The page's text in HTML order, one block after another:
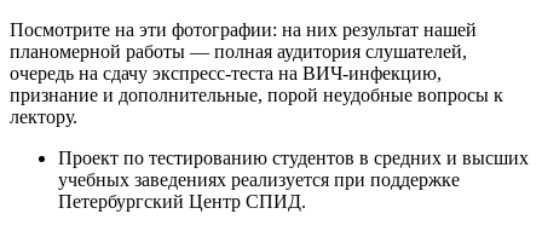
Посмотрите на эти фотографии: на них результат нашей
планомерной работы — полная аудитория слушателей,
очередь на сдачу экспресс-теста на ВИЧ-инфекцию,
признание и дополнительные, порой неудобные вопросы к
лектору.
Проект по тестированию студентов в средних и высших
учебных заведениях реализуется при поддержке
Петербургский Центр СПИД.